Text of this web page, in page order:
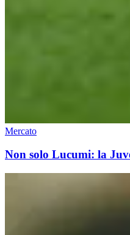
Mercato
Non solo Lucumi: la